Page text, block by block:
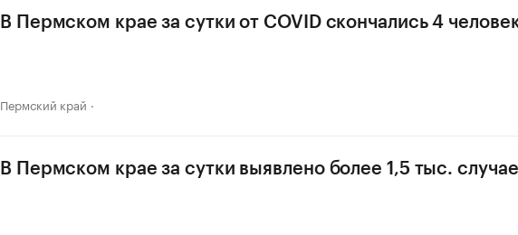
В Пермском крае за сутки от COVID скончались 4
Пермский край
В Пермском крае за сутки выявлено более 1,5 тыс.